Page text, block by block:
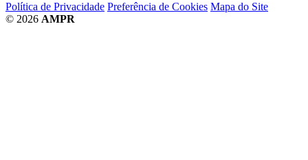
Política de Privacidade Preferência de Cookies Mapa do Site
© 2026 AMPR